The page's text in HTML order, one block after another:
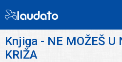
Knjiga - NE MOŽEŠ U
KRIŽA